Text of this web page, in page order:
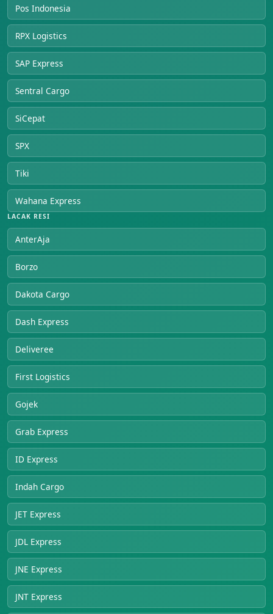
Pos Indonesia
RPX Logistics
SAP Express
Sentral Cargo
SiCepat
SPX
Tiki
Wahana Express
LACAK RESI
AnterAja
Borzo
Dakota Cargo
Dash Express
Deliveree
First Logistics
Gojek
Grab Express
ID Express
Indah Cargo
JET Express
JDL Express
JNE Express
JNT Express